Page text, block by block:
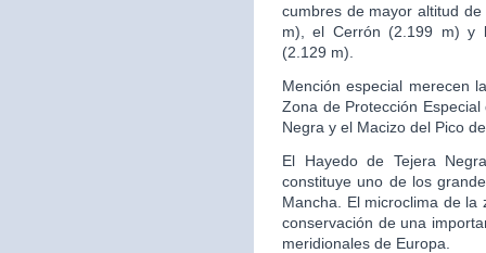
cumbres de mayor altitud
m), el Cerrón (2.199 m) y
(2.129 m).
Mención especial merecen
Zona de Protección
Negra y el Macizo del Pico
El Hayedo de Tejera
constituye uno de los
Mancha. El microclima de
conservación de una
meridionales de Europa.